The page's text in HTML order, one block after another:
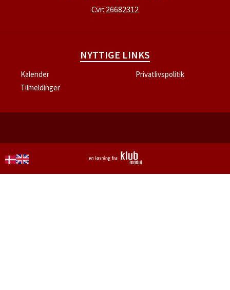
Cvr: 26682312
NYTTIGE LINKS
Kalender
Privatlivspolitik
Tilmeldinger